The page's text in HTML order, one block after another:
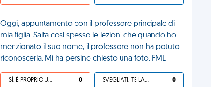
Oggi, appuntamento con il professore principale di
mia figlia. Salta così spesso le lezioni che quando ho
menzionato il suo nome, il professore non ha potuto
riconoscerla. Mi ha persino chiesto una foto. FML
SÌ, È PROPRIO UNA VDM! 0 SVEGLIATI, TE LA SEI CERCATA! 0